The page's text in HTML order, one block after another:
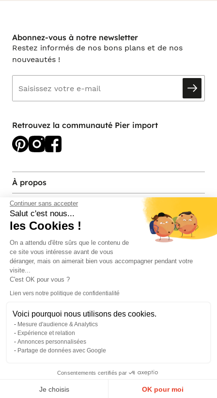
Continuer sans accepter
Salut c'est nous...
les Cookies !
On a attendu d'être sûrs que le contenu de
ce site vous intéresse avant de vous
déranger, mais on aimerait bien vous accompagner pendant votre
visite...
C'est OK pour vous ?
Lien vers notre politique de confidentialité
Voici pourquoi nous utilisons des cookies.
Mesure d'audience & Analytics
Expérience et relation
Annonces personnalisées
Partage de données avec Google
Consentements certifiés par
Je choisis OK pour moi
0
Favoris Compte
Abonnez-vous à notre newsletter
Restez informés de nos bons plans et de nos
nouveautés !
Retrouvez la communauté Pier import
À propos
Services et contact
Magasins et Showrooms
Modes de paiement acceptés
© Pier Import2026